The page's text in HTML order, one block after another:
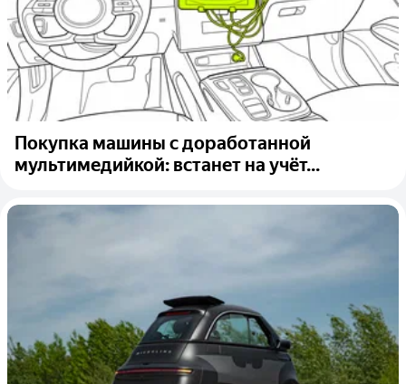
Покупка машины с доработанной
мультимедийкой: встанет на учёт...